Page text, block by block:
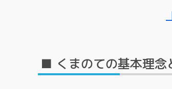
■ くまのての基本理念